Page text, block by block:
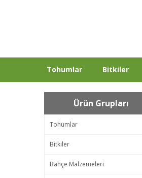
Tohumlar Bitkiler
Ürün Grupları
Tohumlar
Bitkiler
Bahçe Malzemeleri